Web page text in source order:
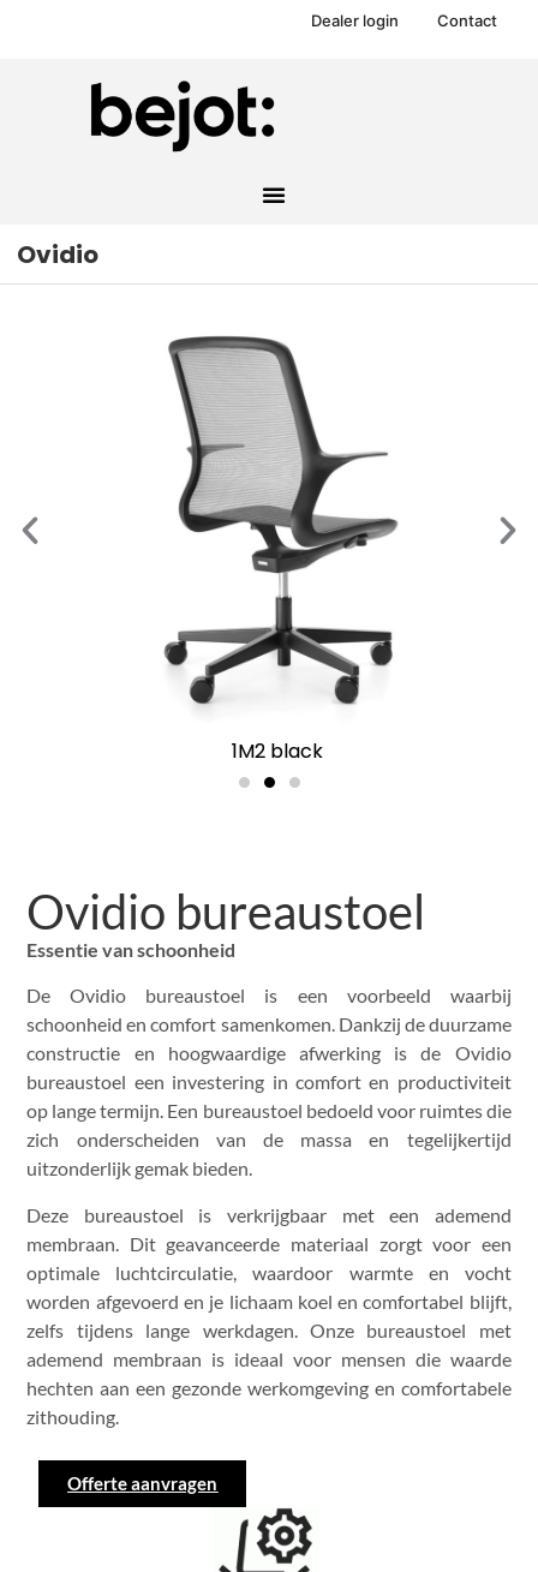
Dealer login Contact
Ovidio
1M2 black
Ovidio bureaustoel
Essentie van schoonheid
De Ovidio bureaustoel is een voorbeeld waarbij
schoonheid en comfort samenkomen. Dankzij de duurzame
constructie en hoogwaardige afwerking is de Ovidio
bureaustoel een investering in comfort en productiviteit
op lange termijn. Een bureaustoel bedoeld voor ruimtes die
zich onderscheiden van de massa en tegelijkertijd
uitzonderlijk gemak bieden.
Deze bureaustoel is verkrijgbaar met een ademend
membraan. Dit geavanceerde materiaal zorgt voor een
optimale luchtcirculatie, waardoor warmte en vocht
worden afgevoerd en je lichaam koel en comfortabel blijft,
zelfs tijdens lange werkdagen. Onze bureaustoel met
ademend membraan is ideaal voor mensen die waarde
hechten aan een gezonde werkomgeving en comfortabele
zithouding.
Offerte aanvragen